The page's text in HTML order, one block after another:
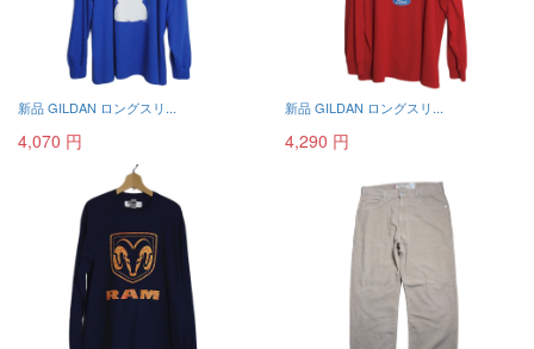
新品 GILDAN ロングスリ...
4,070 円
新品 GILDAN ロングスリ...
4,290 円